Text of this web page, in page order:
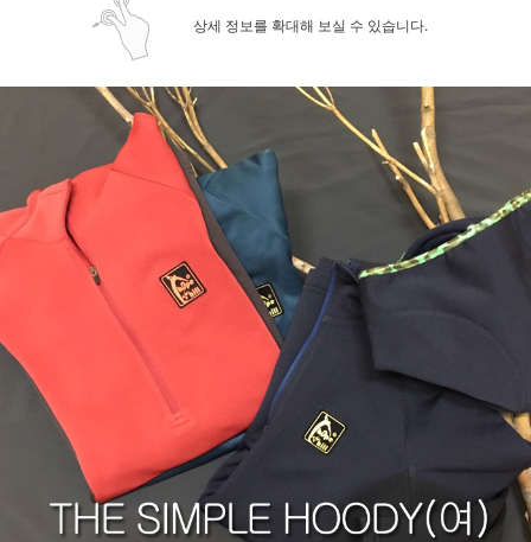
상세 정보를 확대해 보실 수 있습니다.